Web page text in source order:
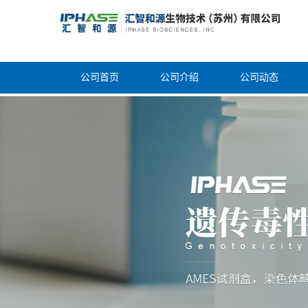
公司首页 公司介绍 公司动态